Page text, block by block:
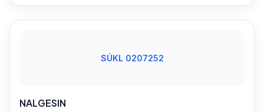
SÚKL 0207252
NALGESIN